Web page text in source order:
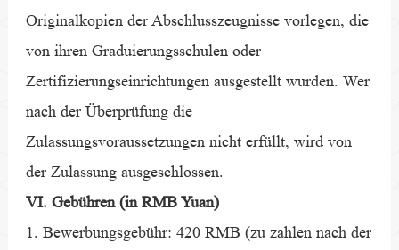
Originalkopien der Abschlusszeugnisse vorlegen, die
von ihren Graduierungsschulen oder
Zertifizierungseinrichtungen ausgestellt wurden. Wer
nach der Überprüfung die
Zulassungsvoraussetzungen nicht erfüllt, wird von
der Zulassung ausgeschlossen.
VI. Gebühren (in RMB Yuan)
1. Bewerbungsgebühr: 420 RMB (zu zahlen nach der